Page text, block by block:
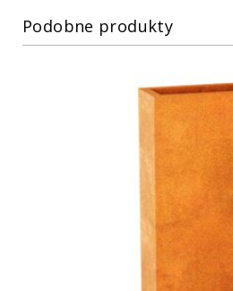
Podobne produkty